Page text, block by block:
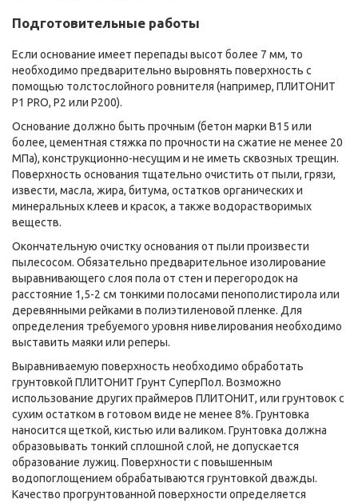
Подготовительные работы
Если основание имеет перепады высот более 7 мм, то
необходимо предварительно выровнять поверхность с
помощью толстослойного ровнителя (например, ПЛИТОНИТ
Р1 PRO, Р2 или Р200).
Основание должно быть прочным (бетон марки В15 или
более, цементная стяжка по прочности на сжатие не менее 20
МПа), конструкционно-несущим и не иметь сквозных трещин.
Поверхность основания тщательно очистить от пыли, грязи,
извести, масла, жира, битума, остатков органических и
минеральных клеев и красок, а также водорастворимых
веществ.
Окончательную очистку основания от пыли произвести
пылесосом. Обязательно предварительное изолирование
выравнивающего слоя пола от стен и перегородок на
расстояние 1,5-2 см тонкими полосами пенополистирола или
деревянными рейками в полиэтиленовой пленке. Для
определения требуемого уровня нивелирования необходимо
выставить маяки или реперы.
Выравниваемую поверхность необходимо обработать
грунтовкой ПЛИТОНИТ Грунт СуперПол. Возможно
использование других праймеров ПЛИТОНИТ, или грунтовок с
сухим остатком в готовом виде не менее 8%. Грунтовка
наносится щеткой, кистью или валиком. Грунтовка должна
образовывать тонкий сплошной слой, не допускается
образование лужиц. Поверхности с повышенным
водопоглощением обрабатываются грунтовкой дважды.
Качество прогрунтованной поверхности определяется